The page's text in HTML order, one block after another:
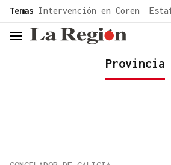
common.go-to-content
Temas Intervención en Coren
header.menu.open
Provincia